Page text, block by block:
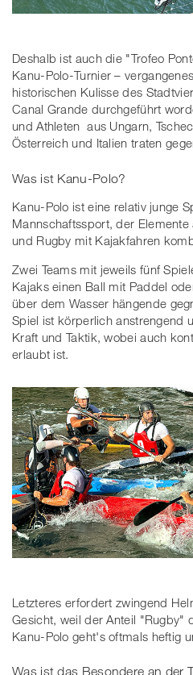
Deshalb ist auch die "Trofeo
Kanu-Polo-Turnier –
historischen Kulisse des
Canal Grande durchgeführt
und Athleten aus Ungarn,
Österreich und Italien traten
Was ist Kanu-Polo?
Kanu-Polo ist eine relativ junge
Mannschaftssport, der
und Rugby mit Kajakfahren
Zwei Teams mit jeweils fünf
Kajaks einen Ball mit Paddel
über dem Wasser hängende
Spiel ist körperlich anstrengend
Kraft und Taktik, wobei auch
erlaubt ist.
Letzteres erfordert zwingend
Gesicht, weil der Anteil "Rugby"
Kanu-Polo geht's oftmals heftig
Was ist das Besondere an der